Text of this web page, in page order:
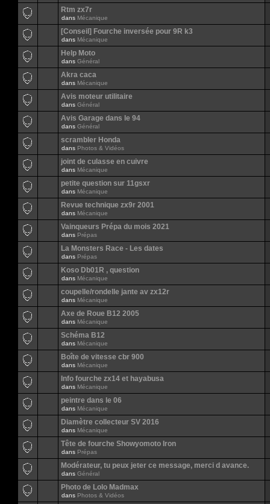
Rtm zx7r
dans Mécanique
[Conseil] Fourche inversée pour 9R k3
dans Mécanique
Help Moto
dans Général
Akra caca
dans Mécanique
Avis moteur utilitaire
dans Général
Avis Garage dans le 94
dans Général
scrambler Honda
dans Photos & Vidéos
joint de culasse en cuivre
dans Mécanique
petite question sur 11gsxr
dans Mécanique
Revue technique zx9r 2001
dans Mécanique
Vainqueurs Prépa du mois 2021
dans Prépas
La Monsters Race - Les dates
dans Prépas
Koso Db01R , question
dans Mécanique
coupelle/rondelle jante av zx12r
dans Mécanique
Axe de Roue B12 2005
dans Mécanique
Schéma B12
dans Mécanique
Boîte de vitesse cbr 900
dans Mécanique
Info fourche zx14 et hayabusa
dans Mécanique
peintre dans le 06
dans Mécanique
Diamètre collecteur SV 2016
dans Mécanique
Tête de fourche Showyomoto Iron
dans Prépas
Modérateur, tu peux jeter ce message, merci d avance.
dans Général
Photo de Lolo Madmax
dans Photos & Vidéos